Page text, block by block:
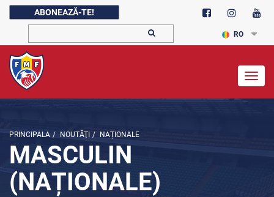
ABONEAZĂ-TE!
RO
PRINCIPALA / NOUTĂŢI / NAȚIONALE
MASCULIN
(NAȚIONALE)